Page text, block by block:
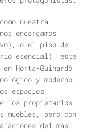
nuestra
encargamos
o el piso de
esencial), este
en Horta-Guinardó
y moderno.
espacios,
los propietarios
muebles, pero con
del más